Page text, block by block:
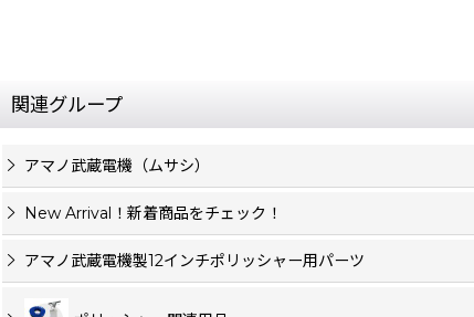
関連グループ
アマノ武蔵電機（ムサシ）
New Arrival！新着商品をチェック！
アマノ武蔵電機製12インチポリッシャー用パーツ